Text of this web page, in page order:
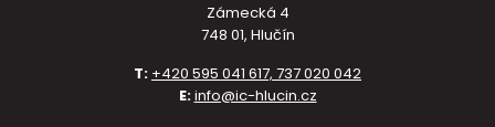
Zámecká 4
748 01, Hlučín
T: +420 595 041 617, 737 020 042
E:info@ic-hlucin.cz